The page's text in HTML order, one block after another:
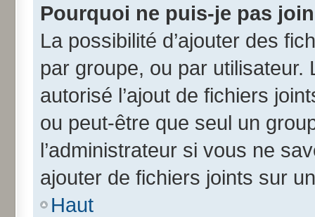
Pourquoi ne puis-je pas
La possibilité d’ajouter des
par groupe, ou par utilisateur.
autorisé l’ajout de fichiers
ou peut-être que seul un
l’administrateur si vous ne
ajouter de fichiers joints sur
Haut